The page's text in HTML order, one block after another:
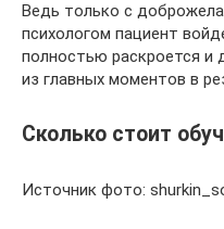
Ведь только с
психологом пациент
полностью раскроется и
из главных моментов в
Сколько стоит
Источник фото: